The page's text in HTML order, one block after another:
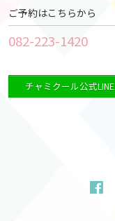
ご予約はこちらから
082-223-1420
チャミクール公式LINE